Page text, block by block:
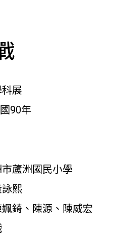
展
90年
蘆洲國民小學
熙
錡、陳源、陳威宏